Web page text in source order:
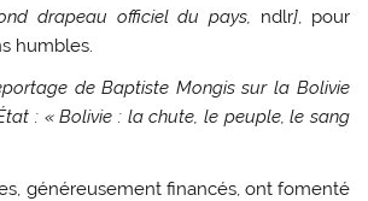
drapeau officiel du pays, ndlr], pour
humbles.
de Baptiste Mongis sur la Bolivie
: « Bolivie : la chute, le peuple, le sang
généreusement financés, ont fomenté